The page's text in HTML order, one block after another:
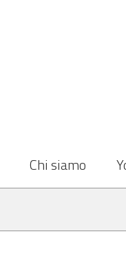
Chi siamo